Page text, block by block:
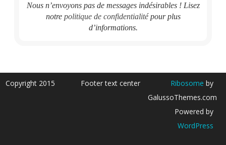
Nous n’envoyons pas de messages indésirables ! Lisez
notre politique de confidentialitépour plus
d’informations.
Copyright 2015 Footer text center Ribosome by
GalussoThemes.com
Powered by
WordPress